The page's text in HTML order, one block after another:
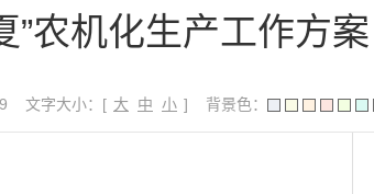
”农机化生产工作方案
文字大小：[ 大 中 小 ] 背景色：